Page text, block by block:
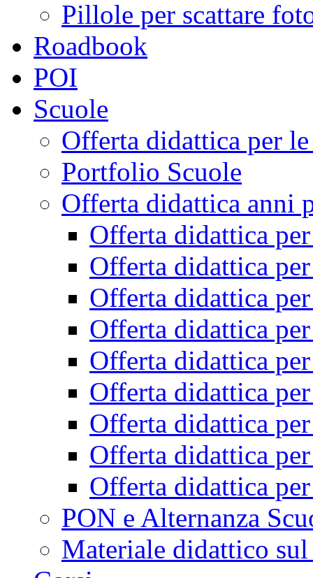
Pillole per scattare
Roadbook
POI
Scuole
Offerta didattica per
Portfolio Scuole
Offerta didattica anni
Offerta didattica
Offerta didattica
Offerta didattica
Offerta didattica
Offerta didattica
Offerta didattica
Offerta didattica
Offerta didattica
Offerta didattica
PON e Alternanza
Materiale didattico